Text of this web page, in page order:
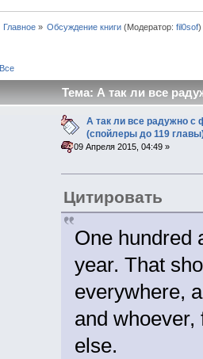
Главное» Обсуждение книги(Модератор: fil0sof)
Все
Тема: А так ли все
раз)
А так ли все радужно
(спойлеры до 119
«:09 Апреля 2015, 04:49 »
Цитировать
One hundred
year. That
everywhere,
and
else.